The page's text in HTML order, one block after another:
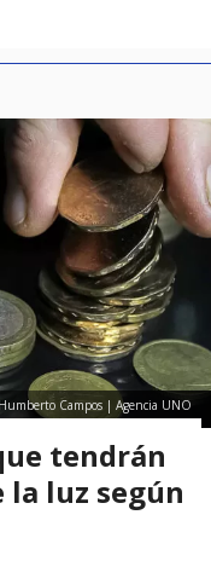
Campos | Agencia UNO
tendrán
la luz según